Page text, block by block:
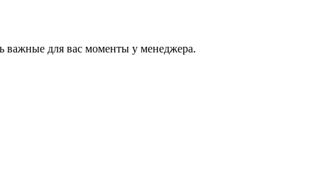
важные для вас моменты у менеджера.